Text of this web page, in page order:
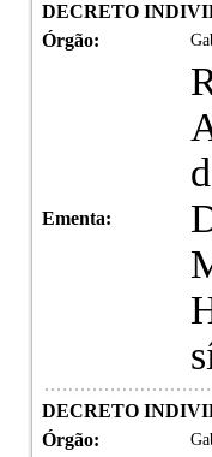
DECRETO
Órgão:
Ementa:
DECRETO
Órgão: